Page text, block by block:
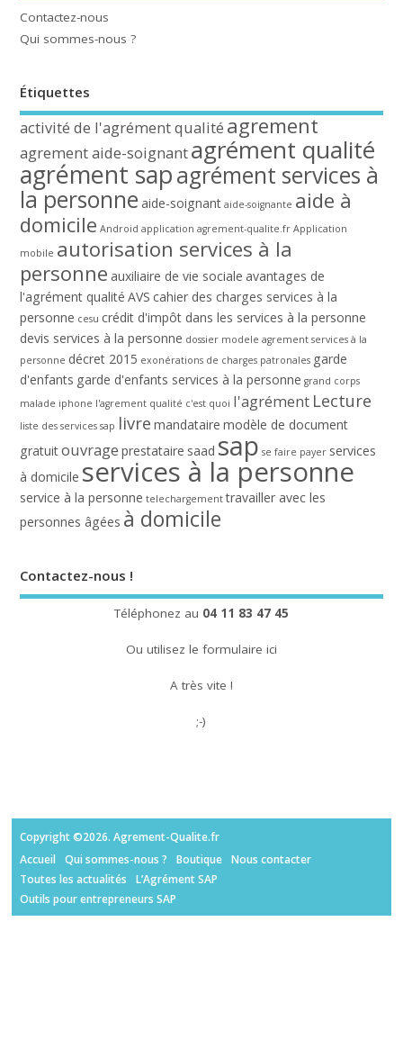
Contactez-nous
Qui sommes-nous ?
Étiquettes
activité de l'agrément qualité agrement
agrement aide-soignantagrément qualité
agrément sapagrément services à
la personne aide-soignant aide-soignante aide à
domicile Android application agrement-qualite.fr Application
mobile autorisation services à la
personne auxiliaire de vie sociale avantages de
l'agrément qualité AVS cahier des charges services à la
personne cesu crédit d'impôt dans les services à la personne
devis services à la personne dossier modele agrement services à la
personne décret 2015 exonérations de charges patronales garde
d'enfants garde d'enfants services à la personne grand corps
malade iphone l'agrement qualité c'est quoi l'agrément Lecture
liste des services sap livre mandataire modèle de document
gratuitouvrage prestataire saad sap se faire payer services
à domicile services à la personne
service à la personne telechargement travailler avec les
personnes âgées à domicile
Contactez-nous !
Téléphonez au 04 11 83 47 45
Ou utilisez le formulaire ici
A très vite !
;-)
Copyright ©2026. Agrement-Qualite.fr
Accueil
Qui sommes-nous ? Boutique Nous contacter
Toutes les actualités
L’Agrément SAP
Outils pour entrepreneurs SAP